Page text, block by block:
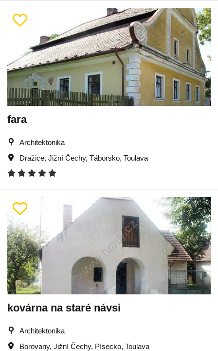
fara
Architektonika
Dražice, Jižní Čechy, Táborsko, Toulava
kovárna na staré návsi
Architektonika
Borovany, Jižní Čechy, Písecko, Toulava